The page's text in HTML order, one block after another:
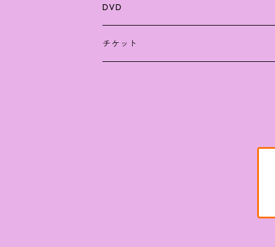
ラバーバンド
バッグ
ファンクラブ
ラミネート
DVD
チケット